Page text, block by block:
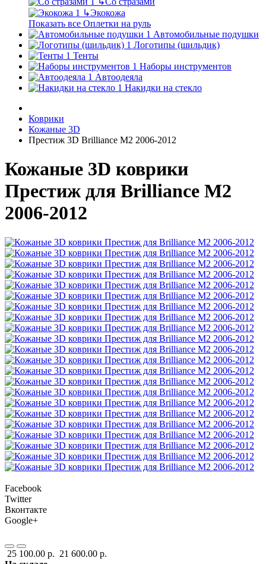
↳Экокожа
Показать все Оплетки на руль
Автомобильные подушки
Логотипы (шильдик)
Тенты
Наборы инструментов
Автоодеяла
Накидки на стекло
Коврики
Кожаные 3D
Престиж 3D Brilliance M2 2006-2012
Кожаные 3D коврики
Престиж для Brilliance M2
2006-2012
Facebook
Twitter
Вконтакте
Google+
25 100.00 р. 21 600.00 р.